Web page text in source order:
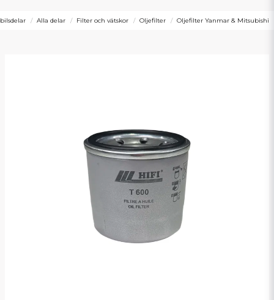
Alla delar Filter och vätskor Oljefilter Oljefilter Yanmar & Mitsubishi